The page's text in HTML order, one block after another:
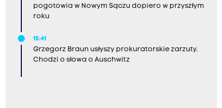
pogotowia w Nowym Sączu dopiero w przyszłym
roku
15:41
Grzegorz Braun usłyszy prokuratorskie zarzuty.
Chodzi o słowa o Auschwitz